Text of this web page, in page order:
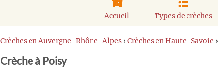
Accueil Types de crèches
Crèches en Auvergne-Rhône-Alpes › Crèches en Haute-Savoie ›
Crèche à Poisy